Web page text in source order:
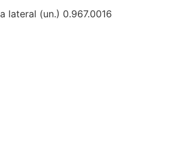
lateral (un.) 0.967.0016